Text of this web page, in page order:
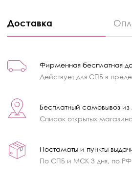
Доставка
Фирменная бесплатная
Действует для СПБ в
Бесплатный самовывоз из
Список открытых
Постаматы и пункты
По СПБ и МСК 3 дня, по РФ